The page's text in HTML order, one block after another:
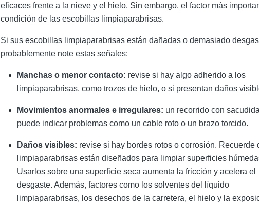
eficaces frente a la nieve y el hielo. Sin embargo, el factor más
condición de las escobillas limpiaparabrisas.
Si sus escobillas limpiaparabrisas están dañadas o demasiado
probablemente note estas señales:
Manchas o menor contacto: revise si hay algo adherido a los
limpiaparabrisas, como trozos de hielo, o si presentan daños
Movimientos anormales e irregulares: un recorrido con
puede indicar problemas como un cable roto o un brazo torcido.
Daños visibles: revise si hay bordes rotos o corrosión. Recuerde
limpiaparabrisas están diseñados para limpiar superficies
Usarlos sobre una superficie seca aumenta la fricción y acelera el
desgaste. Además, factores como los solventes del líquido
limpiaparabrisas, los desechos de la carretera, el hielo y la